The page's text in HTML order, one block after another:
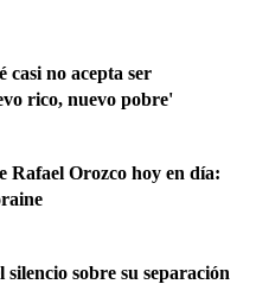
casi no acepta ser
rico, nuevo pobre'
Rafael Orozco hoy en día:
sobre su separación